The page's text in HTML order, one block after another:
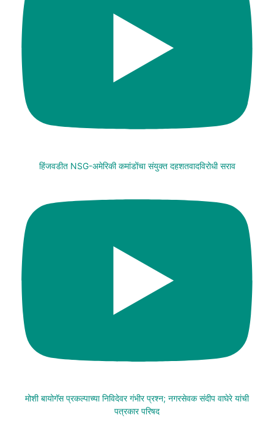
हिंजवडीत NSG-अमेरिकी कमांडोंचा संयुक्त दहशतवादविरोधी सराव
मोशी बायोगॅस प्रकल्पाच्या निविदेवर गंभीर प्रश्न; नगरसेवक संदीप वाघेरे यांची
पत्रकार परिषद